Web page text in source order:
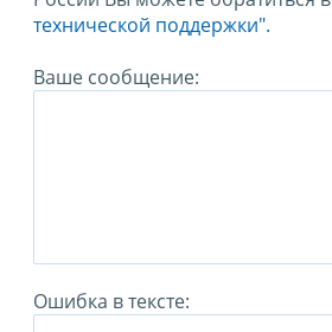
технической поддержки".
Ваше сообщение:
Ошибка в тексте: